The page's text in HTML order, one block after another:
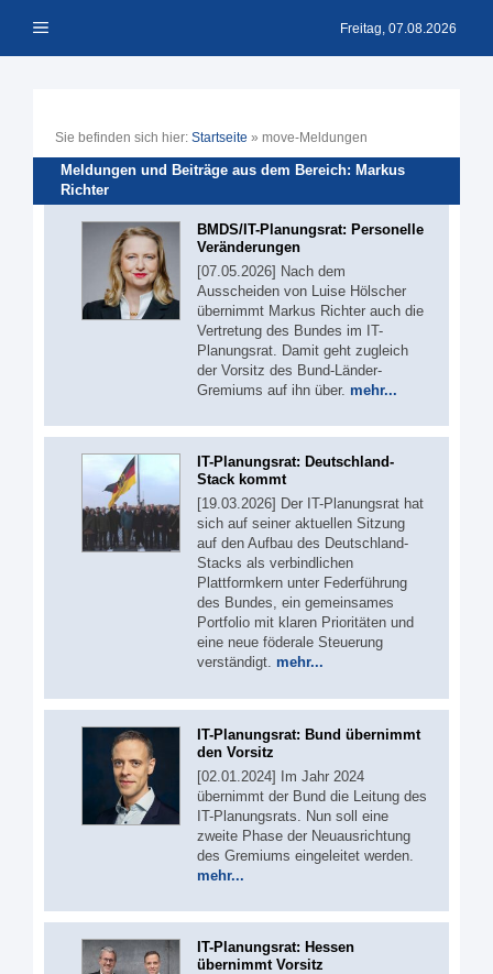
Inhalt Menü Freitag, 07.08.2026
Sie befinden sich hier: Startseite » move-Meldungen
Meldungen und Beiträge aus dem Bereich: Markus
Richter
BMDS/IT-Planungsrat: Personelle
Veränderungen
[07.05.2026] Nach dem
Ausscheiden von Luise Hölscher
übernimmt Markus Richter auch die
Vertretung des Bundes im IT-
Planungsrat. Damit geht zugleich
der Vorsitz des Bund-Länder-
Gremiums auf ihn über. mehr...
IT-Planungsrat: Deutschland-
Stack kommt
[19.03.2026] Der IT-Planungsrat hat
sich auf seiner aktuellen Sitzung
auf den Aufbau des Deutschland-
Stacks als verbindlichen
Plattformkern unter Federführung
des Bundes, ein gemeinsames
Portfolio mit klaren Prioritäten und
eine neue föderale Steuerung
verständigt. mehr...
IT-Planungsrat: Bund übernimmt
den Vorsitz
[02.01.2024] Im Jahr 2024
übernimmt der Bund die Leitung des
IT-Planungsrats. Nun soll eine
zweite Phase der Neuausrichtung
des Gremiums eingeleitet werden.
mehr...
IT-Planungsrat: Hessen
übernimmt Vorsitz